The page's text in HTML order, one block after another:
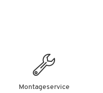
Montageservice